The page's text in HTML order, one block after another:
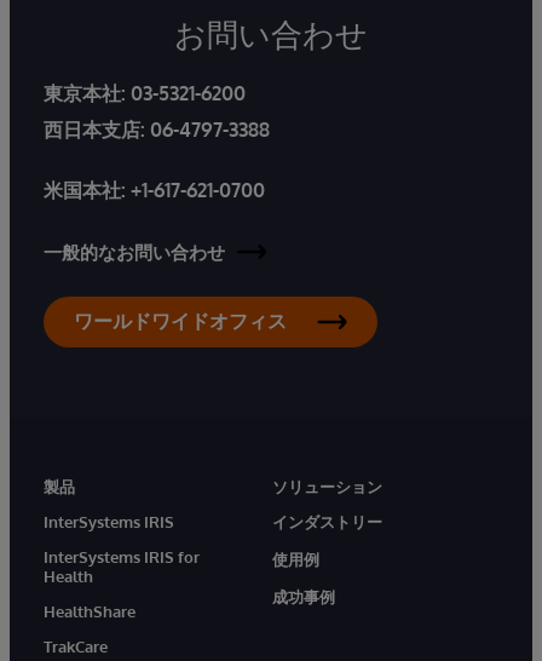
お問い合わせ
東京本社: 03-5321-6200
西日本支店: 06-4797-3388
米国本社: +1-617-621-0700
一般的なお問い合わせ
ワールドワイドオフィス
製品
InterSystems IRIS
InterSystems IRIS for
Health
HealthShare
TrakCare
ソリューション
インダストリー
使用例
成功事例